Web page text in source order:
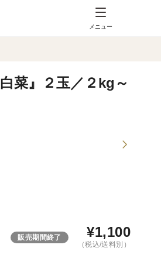
メニュー
菜』２玉／２kg～
販売期間終了 ¥1,100
（税込/送料別）